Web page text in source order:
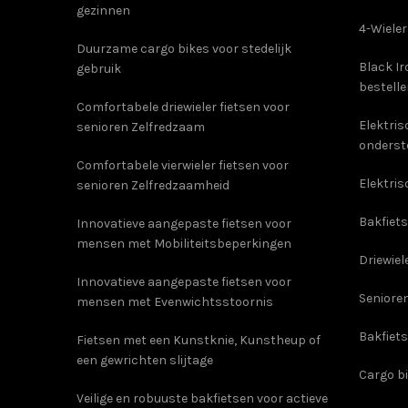
gezinnen
Duurzame cargo bikes voor stedelijk
gebruik
Comfortabele driewieler fietsen voor
senioren Zelfredzaam
Comfortabele vierwieler fietsen voor
senioren Zelfredzaamheid
Innovatieve aangepaste fietsen voor
mensen met Mobiliteitsbeperkingen
Innovatieve aangepaste fietsen voor
mensen met Evenwichtsstoornis
Fietsen met een Kunstknie, Kunstheup of
een gewrichten slijtage
Veilige en robuuste bakfietsen voor actieve
4-
Black
Cargo